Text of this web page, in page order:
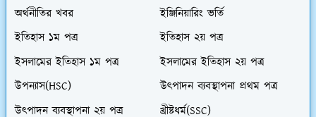
অর্থনীতির খবর
ইঞ্জিনিয়ারিং ভর্তি
ইতিহাস ১ম পত্র
ইতিহাস ২য় পত্র
ইসলামের ইতিহাস ১ম পত্র
ইসলামের ইতিহাস ২য় পত্র
উপন্যাস(HSC)
উৎপাদন ব্যবস্থাপনা প্রথম পত্র
উৎপাদন ব্যবস্থাপনা ২য় পত্র
খ্রীষ্টধর্ম(SSC)